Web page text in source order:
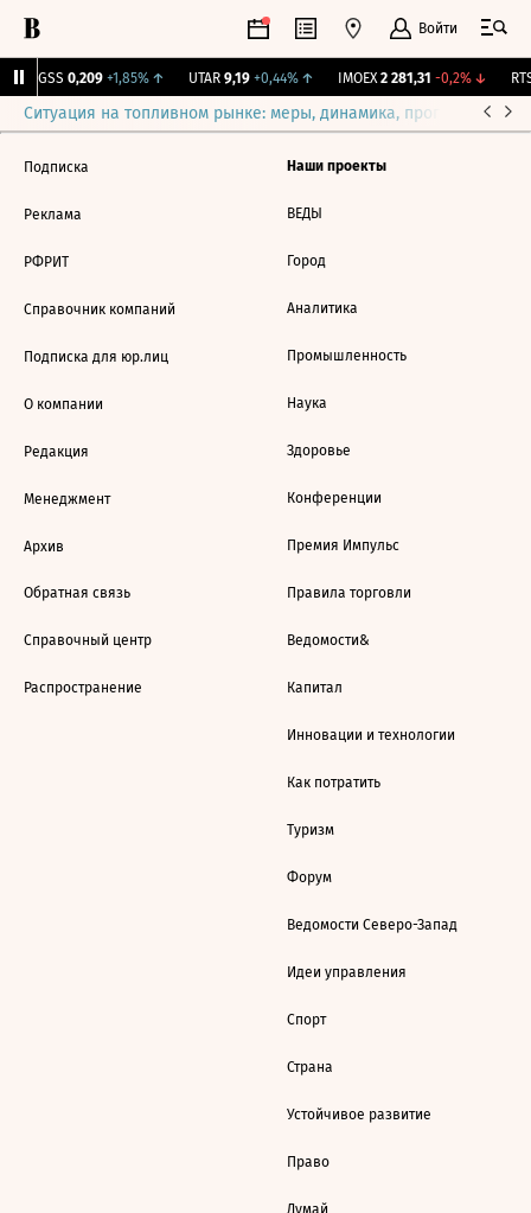
Войти
RGSS 0,209 +1,85%↑ UTAR 9,19 +0,44%↑ IMOEX 2 281,31 -0,2%↓
Ситуация на топливном рынке: меры, динамика, прогнозы
Подписка
Реклама
РФРИТ
Справочник компаний
Подписка для юр.лиц
О компании
Редакция
Менеджмент
Архив
Обратная связь
Справочный центр
Распространение
Наши проекты
ВЕДЫ
Город
Аналитика
Промышленность
Наука
Здоровье
Конференции
Премия Импульс
Правила торговли
Ведомости&
Капитал
Инновации и технологии
Как потратить
Туризм
Форум
Ведомости Северо-Запад
Идеи управления
Спорт
Страна
Устойчивое развитие
Право
Думай